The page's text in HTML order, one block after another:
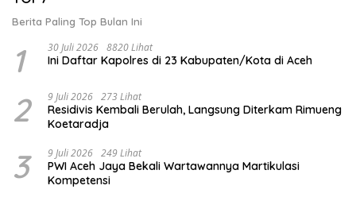
Berita Paling Top Bulan Ini
1 30 Juli 2026 8820 Lihat
Ini Daftar Kapolres di 23 Kabupaten/Kota di Aceh
2 9 Juli 2026 273 Lihat
Residivis Kembali Berulah, Langsung Diterkam Rimueng
Koetaradja
3 9 Juli 2026 249 Lihat
PWI Aceh Jaya Bekali Wartawannya Martikulasi
Kompetensi